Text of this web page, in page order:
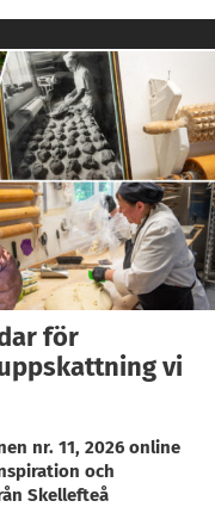
för
vi
nr. 11, 2026 online
och
Skellefteå